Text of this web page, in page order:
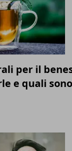
per il
e quali